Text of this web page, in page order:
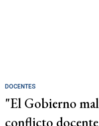
DOCENTES
"El Gobierno
conflicto